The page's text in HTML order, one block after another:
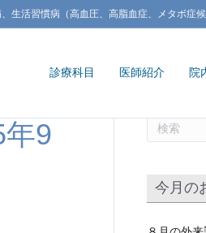
生活習慣病（高血圧、高脂血症、メタボ症
診療科目 医師紹介 院
9
今月の